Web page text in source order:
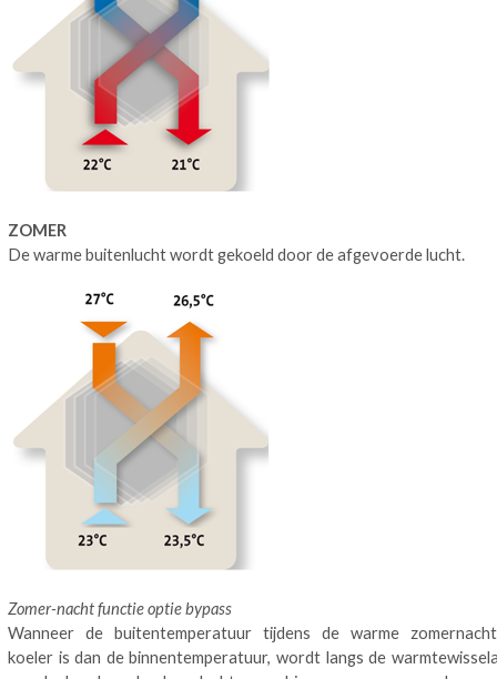
ZOMER
De warme buitenlucht wordt gekoeld door de afgevoerde lucht.
Zomer-nacht functie optie bypass
Wanneer de buitentemperatuur tijdens de warme
koeler is dan de binnentemperatuur, wordt langs de